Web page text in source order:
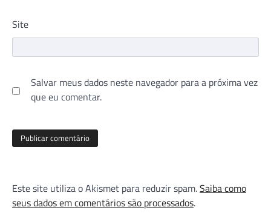
Site
Salvar meus dados neste navegador para a próxima vez
que eu comentar.
Este site utiliza o Akismet para reduzir spam.Saiba como
seus dados em comentários são processados.